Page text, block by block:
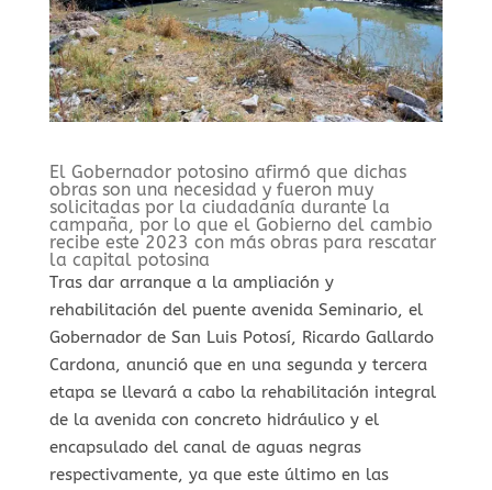
El Gobernador potosino afirmó que dichas
obras son una necesidad y fueron muy
solicitadas por la ciudadanía durante la
campaña, por lo que el Gobierno del cambio
recibe este 2023 con más obras para rescatar
la capital potosina
Tras dar arranque a la ampliación y
rehabilitación del puente avenida Seminario, el
Gobernador de San Luis Potosí, Ricardo Gallardo
Cardona, anunció que en una segunda y tercera
etapa se llevará a cabo la rehabilitación integral
de la avenida con concreto hidráulico y el
encapsulado del canal de aguas negras
respectivamente, ya que este último en las